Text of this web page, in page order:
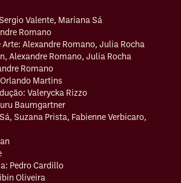
Valente, Mariana Sá
Romano
Arte: Alexandre Romano, Julia Rocha
Alexandre Romano, Julia Rocha
Romano
Martins
Valerycka Rizzo
Baumgartner
Suzana Prista, Fabienne Verbicaro,
Pedro Cardillo
Oliveira